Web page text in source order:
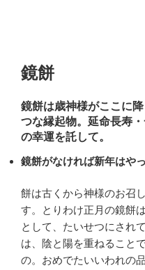
鏡餅
鏡餅は歳神様がここに
つな縁起物。延命長寿
の幸運を託して。
鏡餅がなければ新年はや
餅は古くから神様のお召
す。とりわけ正月の鏡餅
として、たいせつにされ
は、陰と陽を重ねること
の。おめでたいいわれの